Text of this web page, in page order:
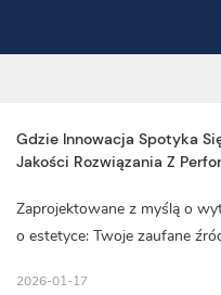
Gdzie Innowacja Spotyka
Jakości Rozwiązania Z
Zaprojektowane z myślą o
o estetyce: Twoje zaufane
2026-01-17